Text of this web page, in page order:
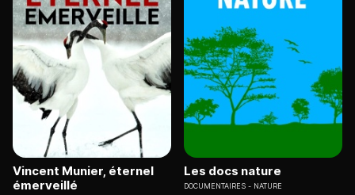
Vincent Munier, éternel
émerveillé
Les docs nature
DOCUMENTAIRES NATURE